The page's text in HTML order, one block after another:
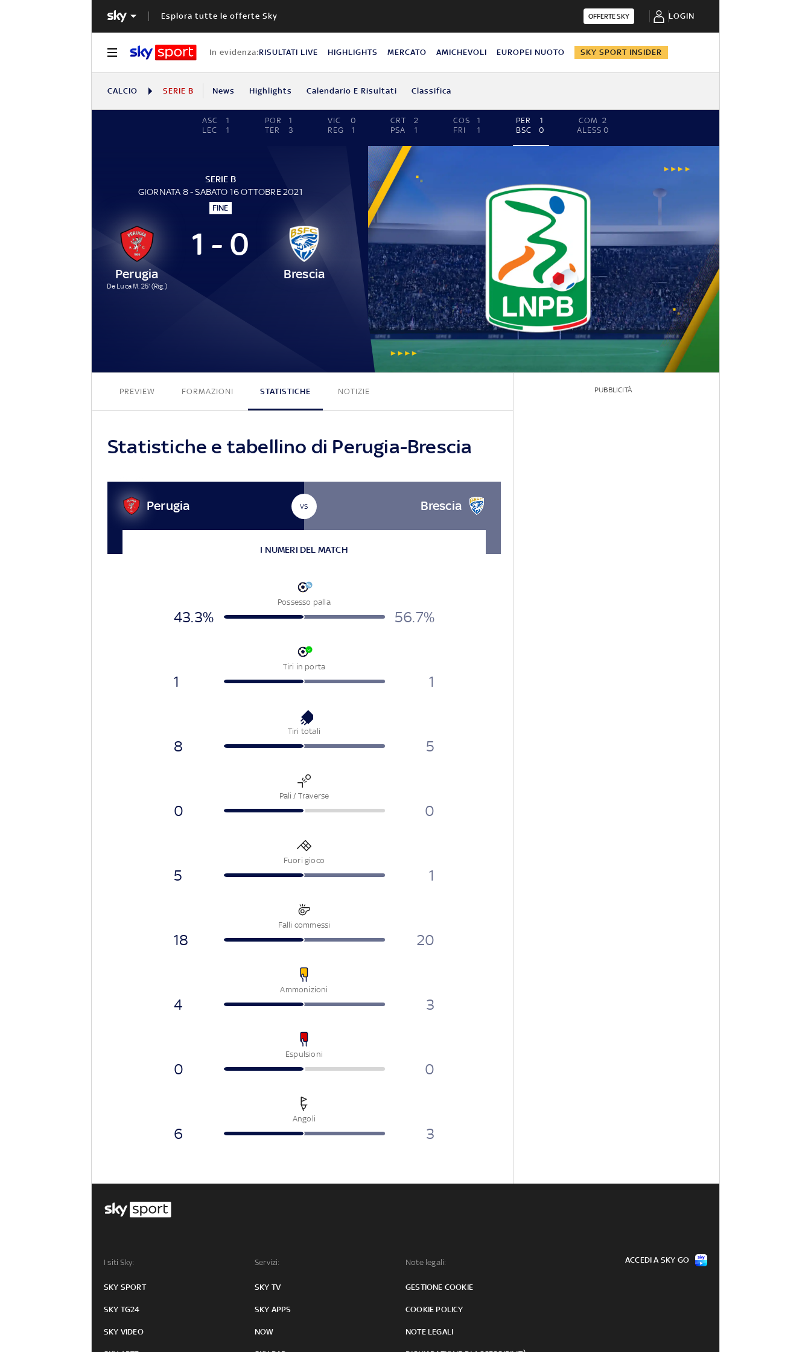
Esplora tutte le offerte Sky OFFERTE SKY LOGIN
In evidenza:RISULTATI LIVE HIGHLIGHTS MERCATO AMICHEVOLI EUROPEI NUOTO SKY SPORT INSIDER
CALCIO SERIE B News Highlights Calendario E Risultati Classifica
ASC
1
LEC
1
POR
1
TER
3
VIC
0
REG
1
CRT
2
PSA
1
COS
1
FRI
1
PER
1
BSC
0
COM 2
ALESS 0
SERIE B
GIORNATA 8 - SABATO 16 OTTOBRE 2021
FINE
Perugia
De Luca M. 25' (Rig.)
1 - 0
Brescia
1 - 0
PREVIEW FORMAZIONI STATISTICHE NOTIZIE
Statistiche e tabellino di Perugia-Brescia
Perugia VS Brescia
I NUMERI DEL MATCH
Possesso palla
43.3% 56.7%
Tiri in porta
1 1
Tiri totali
8 5
Pali / Traverse
0 0
Fuori gioco
5 1
Falli commessi
18 20
Ammonizioni
4 3
Espulsioni
0 0
Angoli
6 3
PUBBLICITÀ
I siti Sky:
SKY SPORT
SKY TG24
SKY VIDEO
Servizi:
SKY TV
SKY APPS
NOW
Note legali:
GESTIONE COOKIE
COOKIE POLICY
NOTE LEGALI
ACCEDI A SKY GO